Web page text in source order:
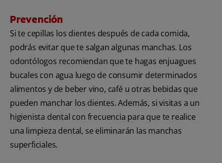
Prevención
Si te cepillas los dientes después de cada comida,
podrás evitar que te salgan algunas manchas. Los
odontólogos recomiendan que te hagas enjuagues
bucales con agua luego de consumir determinados
alimentos y de beber vino, café u otras bebidas que
pueden manchar los dientes. Además, si visitas a un
higienista dental con frecuencia para que te realice
una limpieza dental, se eliminarán las manchas
superficiales.